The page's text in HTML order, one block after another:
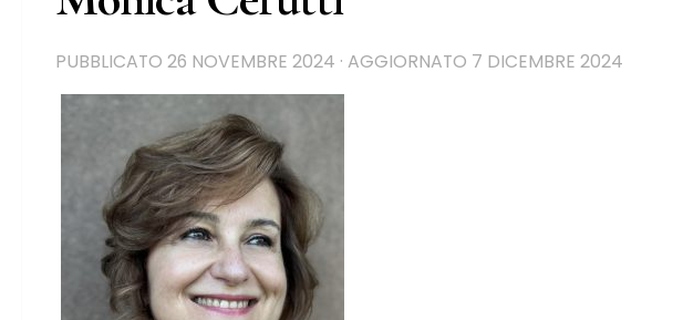
PUBBLICATO 26 NOVEMBRE 2024 · AGGIORNATO 7 DICEMBRE 2024